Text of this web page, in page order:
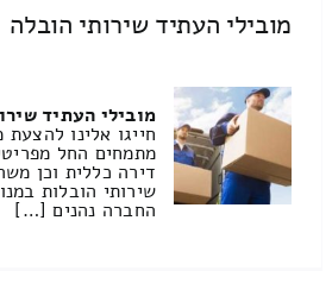
מובילי העתיד שירותי הובלה
מובילי העתיד
חייגו אלינו
מתמחים החל
דירה כללית וכן
שירותי הובלות
החברה נהנים […]